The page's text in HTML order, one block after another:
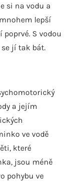
si na vodu a
lepší
S vodou
jí tak bát.
a jejím
ve vodě
které
jsou méně
pohybu ve